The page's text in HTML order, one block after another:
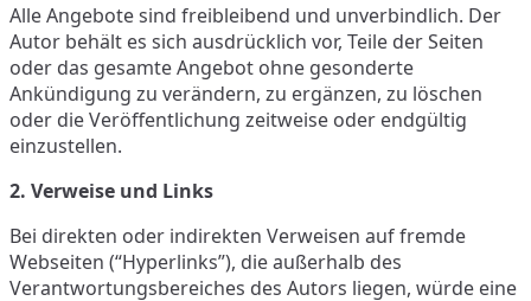
Alle Angebote sind freibleibend und unverbindlich. Der
Autor behält es sich ausdrücklich vor, Teile der Seiten
oder das gesamte Angebot ohne gesonderte
Ankündigung zu verändern, zu ergänzen, zu löschen
oder die Veröffentlichung zeitweise oder endgültig
einzustellen.
2. Verweise und Links
Bei direkten oder indirekten Verweisen auf fremde
Webseiten (“Hyperlinks”), die außerhalb des
Verantwortungsbereiches des Autors liegen, würde eine